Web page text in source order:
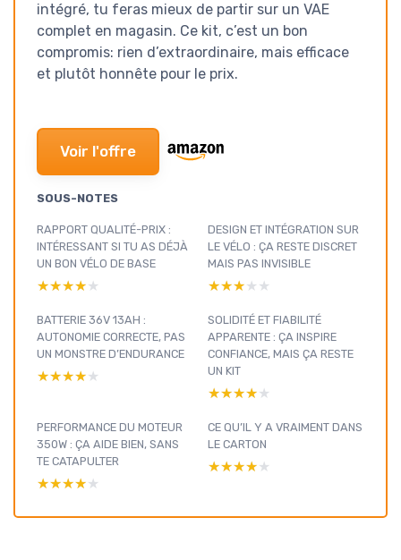
intégré, tu feras mieux de partir sur un VAE
complet en magasin. Ce kit, c’est un bon
compromis: rien d’extraordinaire, mais efficace
et plutôt honnête pour le prix.
Voir l'offre
SOUS-NOTES
RAPPORT QUALITÉ-PRIX :
INTÉRESSANT SI TU AS DÉJÀ
UN BON VÉLO DE BASE
★★★★★
★★★★★
DESIGN ET INTÉGRATION SUR
LE VÉLO : ÇA RESTE DISCRET
MAIS PAS INVISIBLE
★★★★★
★★★★★
BATTERIE 36V 13AH :
AUTONOMIE CORRECTE, PAS
UN MONSTRE D’ENDURANCE
★★★★★
★★★★★
SOLIDITÉ ET FIABILITÉ
APPARENTE : ÇA INSPIRE
CONFIANCE, MAIS ÇA RESTE
UN KIT
★★★★★
★★★★★
PERFORMANCE DU MOTEUR
350W : ÇA AIDE BIEN, SANS
TE CATAPULTER
★★★★★
★★★★★
CE QU’IL Y A VRAIMENT DANS
LE CARTON
★★★★★
★★★★★